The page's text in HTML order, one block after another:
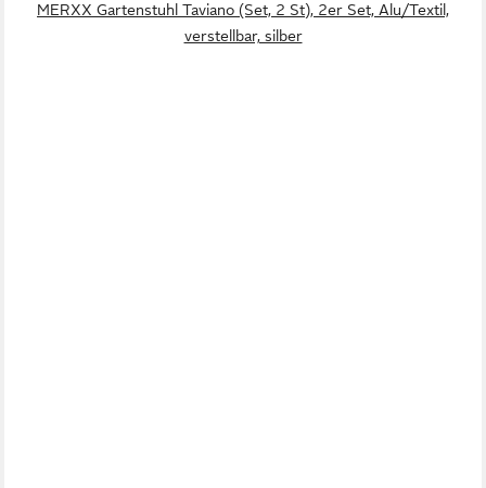
MERXX Gartenstuhl Taviano (Set, 2 St), 2er Set, Alu/Textil,
verstellbar, silber